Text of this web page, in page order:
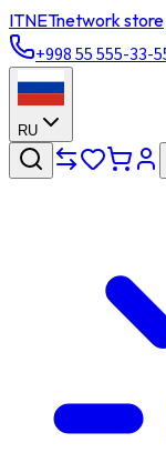
ITNETnetwork store
+998 55 555-33-
RU